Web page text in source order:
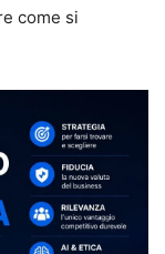
come si